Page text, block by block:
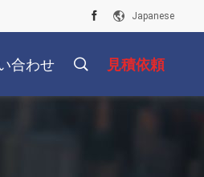
Japanese
合わせ 見積依頼